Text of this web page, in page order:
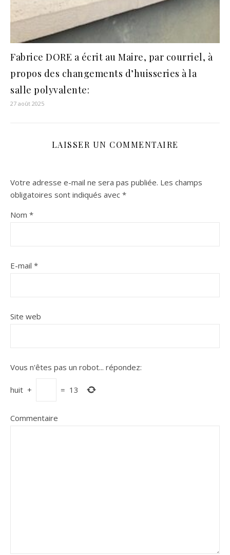
Fabrice DORE a écrit au Maire, par courriel, à
propos des changements d’huisseries à la
salle polyvalente:
27 août 2025
LAISSER UN COMMENTAIRE
Votre adresse e-mail ne sera pas publiée. Les champs
obligatoires sont indiqués avec *
Nom *
E-mail *
Site web
Vous n'êtes pas un robot... répondez:
huit + = 13
Commentaire